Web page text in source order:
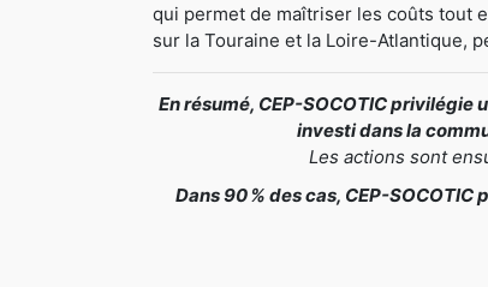
qui permet de maîtriser les coûts tout
sur la Touraine et la Loire-Atlantique,
En résumé, CEP-SOCOTIC
investi dans la
Les actions sont
Dans 90 % des cas, CEP-